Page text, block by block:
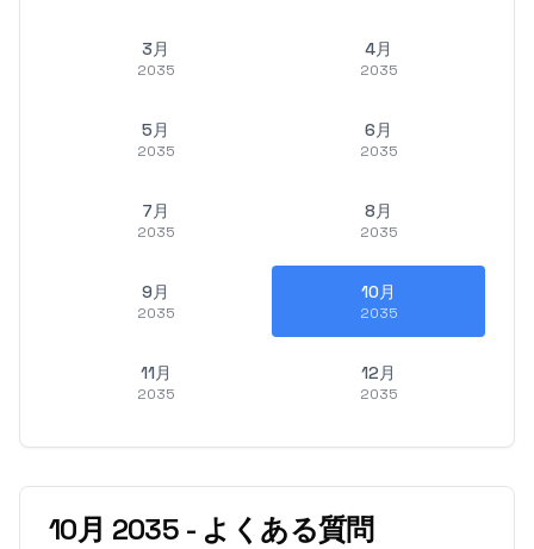
3月
2035
4月
2035
5月
2035
6月
2035
7月
2035
8月
2035
9月
2035
10月
2035
11月
2035
12月
2035
10月 2035 - よくある質問